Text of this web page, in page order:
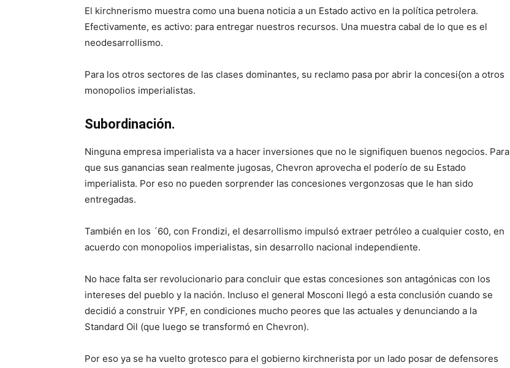
El kirchnerismo muestra como una buena noticia a un Estado activo en la política petrolera.
Efectivamente, es activo: para entregar nuestros recursos. Una muestra cabal de lo que es el
neodesarrollismo.
Para los otros sectores de las clases dominantes, su reclamo pasa por abrir la concesi{on a otros
monopolios imperialistas.
Subordinación.
Ninguna empresa imperialista va a hacer inversiones que no le signifiquen buenos negocios. Para
que sus ganancias sean realmente jugosas, Chevron aprovecha el poderío de su Estado
imperialista. Por eso no pueden sorprender las concesiones vergonzosas que le han sido
entregadas.
También en los ´60, con Frondizi, el desarrollismo impulsó extraer petróleo a cualquier costo, en
acuerdo con monopolios imperialistas, sin desarrollo nacional independiente.
No hace falta ser revolucionario para concluir que estas concesiones son antagónicas con los
intereses del pueblo y la nación. Incluso el general Mosconi llegó a esta conclusión cuando se
decidió a construir YPF, en condiciones mucho peores que las actuales y denunciando a la
Standard Oil (que luego se transformó en Chevron).
Por eso ya se ha vuelto grotesco para el gobierno kirchnerista por un lado posar de defensores